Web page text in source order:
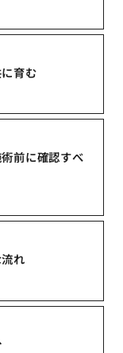
育む
前に確認すべ
れ